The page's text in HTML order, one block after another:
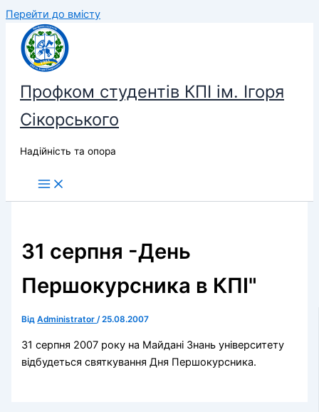
Перейти до вмісту
Профком студентів КПІ ім. Ігоря
Сікорського
Надійність та опора
31 серпня -День
Першокурсника в КПІ"
ВідAdministrator/25.08.2007
31 серпня 2007 року на Майдані Знань університету
відбудеться святкування Дня Першокурсника.